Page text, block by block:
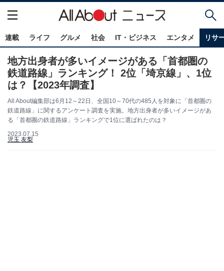
連載 ライフ グルメ 社会 IT・ビジネス エンタメ リサ
地方出身者が多いイメージがある「首都圏の
鉄道路線」ランキング！ 2位「埼京線」、1位
は？【2023年調査】
All About編集部は6月12～22日、全国10～70代の485人を対象に「首都圏の
鉄道路線」に関するアンケート調査を実施。地方出身者が多いイメージがあ
る「首都圏の鉄道路線」ランキングで1位に選ばれたのは？
2023.07.15
児玉 友梨